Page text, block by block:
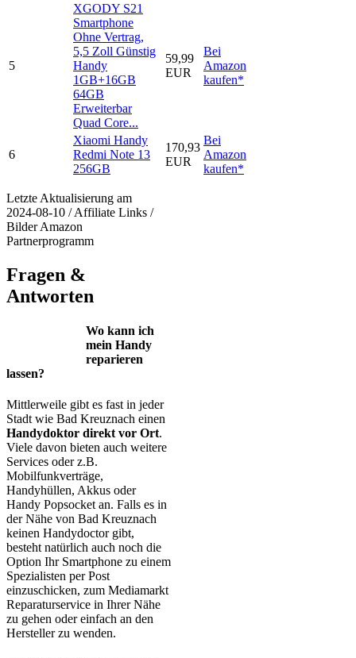
5
XGODY S21
Smartphone
Ohne Vertrag,
5,5 Zoll Günstig
Handy
1GB+16GB
64GB
Erweiterbar
Quad Core...
59,99
EUR
Bei
Amazon
kaufen*
6
Xiaomi Handy
Redmi Note 13
256GB
170,93
EUR
Bei
Amazon
kaufen*
Letzte Aktualisierung am
2024-08-10 / Affiliate Links /
Bilder Amazon
Partnerprogramm
Fragen &
Antworten
Wo kann ich
mein Handy
reparieren
lassen?
Mittlerweile gibt es fast in jeder
Stadt wie Bad Kreuznach einen
Handydoktor direkt vor Ort.
Viele davon bieten auch weitere
Services oder z.B.
Mobilfunkverträge,
Handyhüllen, Akkus oder
Handy Popsocket an. Falls es in
der Nähe von Bad Kreuznach
keinen Handydoctor gibt,
besteht natürlich auch noch die
Option Ihr Smartphone zu einem
Spezialisten per Post
einzuschicken, zum Mediamarkt
Reparaturservice in Ihrer Nähe
zu gehen oder einfach an den
Hersteller zu wenden.